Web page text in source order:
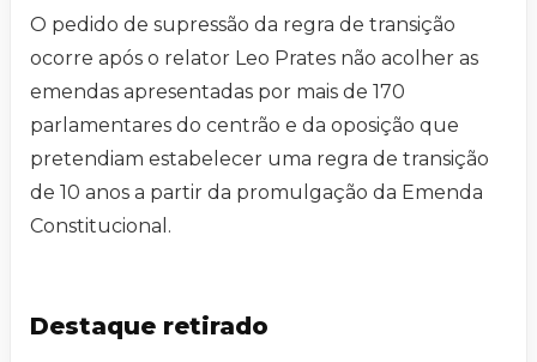
O pedido de supressão da regra de transição
ocorre após o relator Leo Prates não acolher as
emendas apresentadas por mais de 170
parlamentares do centrão e da oposição que
pretendiam estabelecer uma regra de transição
de 10 anos a partir da promulgação da Emenda
Constitucional.
Destaque retirado